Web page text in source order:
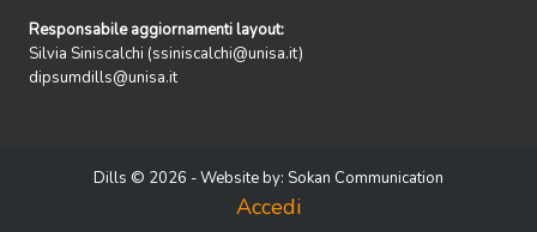
Responsabile aggiornamenti layout:
Silvia Siniscalchi (ssiniscalchi@unisa.it)
dipsumdills@unisa.it
Dills © 2026 - Website by: Sokan Communication
Accedi